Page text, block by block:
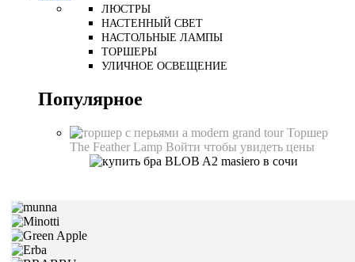
ЛЮСТРЫ
НАСТЕННЫЙ СВЕТ
НАСТОЛЬНЫЕ ЛАМПЫ
ТОРШЕРЫ
УЛИЧНОЕ ОСВЕЩЕНИЕ
Популярное
Торшер
The Feather Lamp Войти чтобы увидеть цены